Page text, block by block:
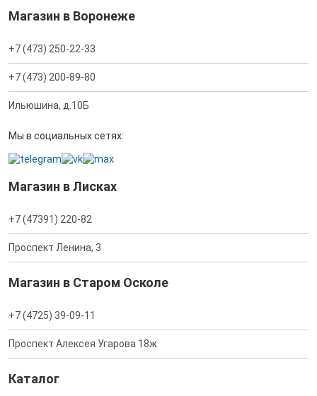
Магазин в Воронеже
+7 (473) 250-22-33
+7 (473) 200-89-80
Ильюшина, д.10Б
Мы в социальных сетях:
Магазин в Лисках
+7 (47391) 220-82
Проспект Ленина, 3
Магазин в Старом Осколе
+7 (4725) 39-09-11
Проспект Алексея Угарова 18ж
Каталог